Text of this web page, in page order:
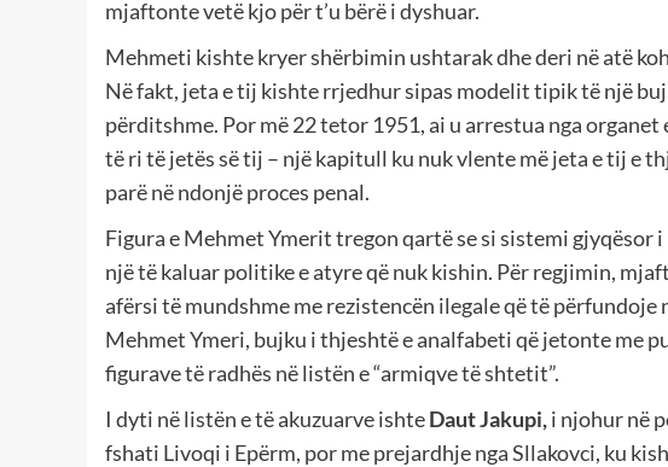
mjaftonte vetë kjo për t’u bërë i dyshuar.
Mehmeti kishte kryer shërbimin ushtarak dhe deri në atë
Në fakt, jeta e tij kishte rrjedhur sipas modelit tipik të një
përditshme. Por më 22 tetor 1951, ai u arrestua nga
të ri të jetës së tij – një kapitull ku nuk vlente më jeta e tij e
parë në ndonjë proces penal.
Figura e Mehmet Ymerit tregon qartë se si sistemi gjyqësor
një të kaluar politike e atyre që nuk kishin. Për regjimin,
afërsi të mundshme me rezistencën ilegale që të përfundoje
Mehmet Ymeri, bujku i thjeshtë e analfabeti që jetonte me
figurave të radhës në listën e “armiqve të shtetit”.
I dyti në listën e të akuzuarve ishteDaut Jakupi,i njohur në
fshati Livoqi i Epërm, por me prejardhje nga Sllakovci, ku